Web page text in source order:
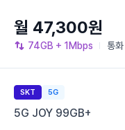
74GB + 1Mbps 통화
월 47,300원
SKT 5G
5G JOY 99GB+